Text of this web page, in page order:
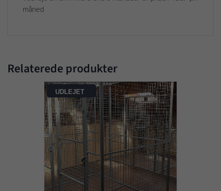
måned
Relaterede produkter
UDLEJET